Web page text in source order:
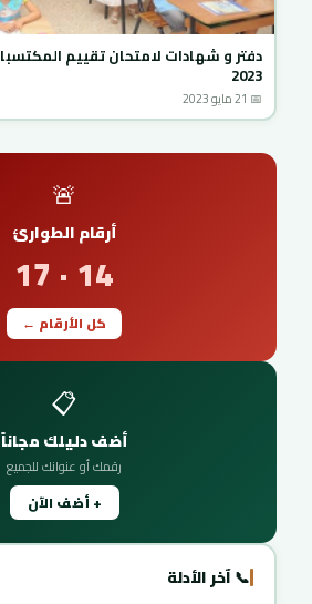
2023
📅 21 مايو 2023
🚨
أرقام الطوارئ
14 · 17
كل الأرقام ←
📋
أضف دليلك مجاناً
رقمك أو عنوانك للجميع
+ أضف الآن
📞 آخر الأدلة